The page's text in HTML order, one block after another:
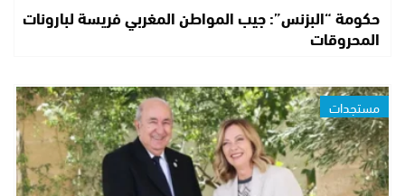
حكومة “البزنس”: جيب المواطن المغربي فريسة لبارونات
المحروقات
مستجدات